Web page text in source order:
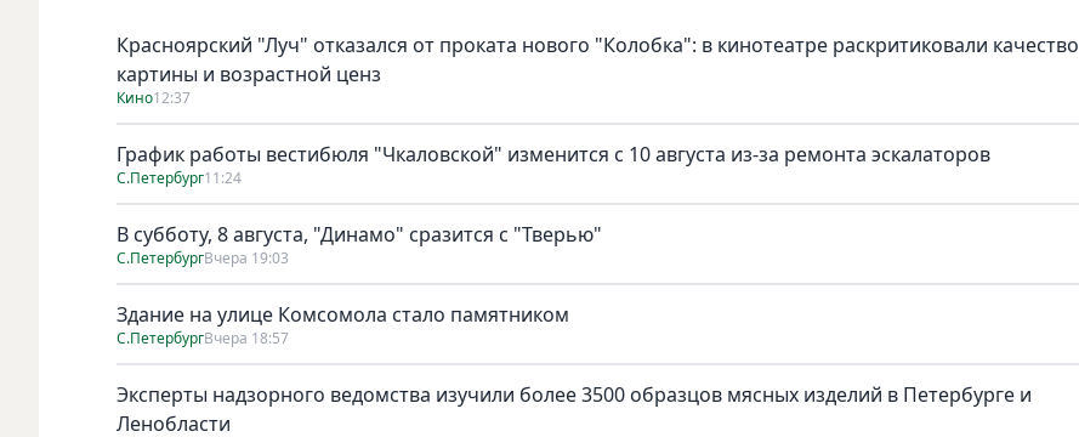
Красноярский "Луч" отказался от проката нового "Колобка": в кинотеатре раскритиковали качество
картины и возрастной ценз
Кино12:37
График работы вестибюля "Чкаловской" изменится с 10 августа из-за ремонта эскалаторов
С.Петербург11:24
В субботу, 8 августа, "Динамо" сразится с "Тверью"
С.ПетербургВчера 19:03
Здание на улице Комсомола стало памятником
С.ПетербургВчера 18:57
Эксперты надзорного ведомства изучили более 3500 образцов мясных изделий в Петербурге и
Ленобласти